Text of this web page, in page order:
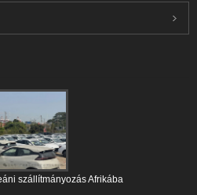
szállítmányozás Afrikába